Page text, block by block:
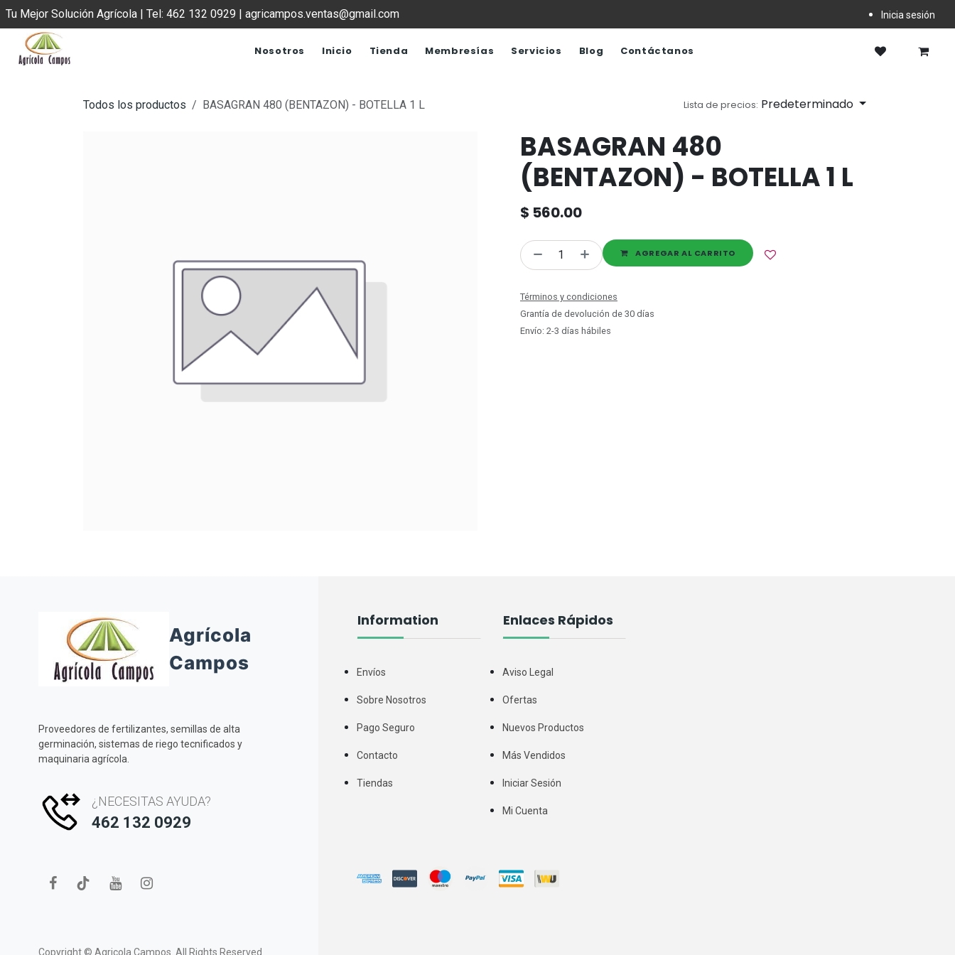
Tu Mejor Solución Agrícola | Tel: 462 132 0929 | agricampos.ventas@gmail.com Inicia sesión
Nosotros Inicio Tienda Membresías Servicios Blog Contáctanos
Todos los productos BASAGRAN 480 (BENTAZON) - BOTELLA 1 L Lista de precios: Predeterminado
BASAGRAN 480
(BENTAZON) - BOTELLA 1 L
$ 560.00
AGREGAR AL CARRITO
Términos y condiciones
Grantía de devolución de 30 días
Envío: 2-3 días hábiles
Agrícola
Campos
Proveedores de fertilizantes, semillas de alta
germinación, sistemas de riego tecnificados y
maquinaria agrícola.
¿NECESITAS AYUDA?
462 132 0929
Copyright © Agricola Campos. All Rights Reserved
Information
Envíos
Sobre Nosotros
Pago Seguro
Contacto
Tiendas
Enlaces Rápidos
Aviso Legal
Ofertas
Nuevos Productos
Más Vendidos
Iniciar Sesión
Mi Cuenta